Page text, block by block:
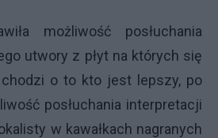
możliwość posłuchania
utwory z płyt na których się
o to kto jest lepszy, po
posłuchania interpretacji
w kawałkach nagranych